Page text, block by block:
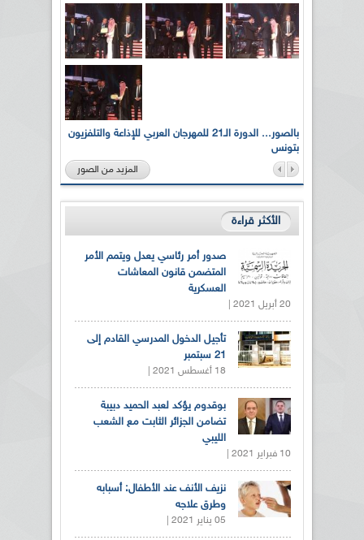
بالصور... الدورة الـ21 للمهرجان العربي للإذاعة والتلفزيون
بتونس
المزيد من الصور
الأكثر قراءة
صدور أمر رئاسي يعدل ويتمم الأمر
المتضمن قانون المعاشات
العسكرية
20 أبريل 2021 |
تأجيل الدخول المدرسي القادم إلى
21 سبتمبر
18 أغسطس 2021 |
بوقدوم يؤكد لعبد الحميد دبيبة
تضامن الجزائر الثابت مع الشعب
الليبي
10 فبراير 2021 |
نزيف الأنف عند الأطفال: أسبابه
وطرق علاجه
05 يناير 2021 |